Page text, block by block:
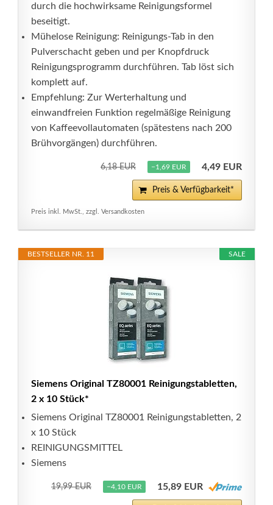
durch die hochwirksame Reinigungsformel
beseitigt.
Mühelose Reinigung: Reinigungs-Tab in den
Pulverschacht geben und per Knopfdruck
Reinigungsprogramm durchführen. Tab löst sich
komplett auf.
Empfehlung: Zur Werterhaltung und
einwandfreien Funktion regelmäßige Reinigung
von Kaffeevollautomaten (spätestens nach 200
Brühvorgängen) durchführen.
6,18 EUR −1,69 EUR 4,49 EUR
Preis & Verfügbarkeit*
Preis inkl. MwSt., zzgl. Versandkosten
SALE
BESTSELLER NR. 11
Siemens Original TZ80001 Reinigungstabletten,
2 x 10 Stück*
Siemens Original TZ80001 Reinigungstabletten, 2
x 10 Stück
REINIGUNGSMITTEL
Siemens
19,99 EUR −4,10 EUR 15,89 EUR